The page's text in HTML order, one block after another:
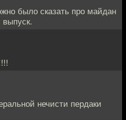
было сказать про майдан
выпуск.
нечисти пердаки